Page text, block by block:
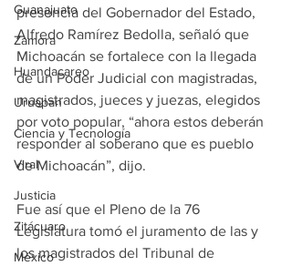
Guanajuato
Zamora
Huandacareo
Uruapan
Ciencia y Tecnología
Viral
Justicia
Zitácuaro
México
presencia del Gobernador del Estado,
Alfredo Ramírez Bedolla, señaló que
Michoacán se fortalece con la llegada
de un Poder Judicial con magistradas,
magistrados, jueces y juezas, elegidos
por voto popular, “ahora estos deberán
responder al soberano que es pueblo
de Michoacán”, dijo.
Fue así que el Pleno de la 76
Legislatura tomó el juramento de las y
los magistrados del Tribunal de